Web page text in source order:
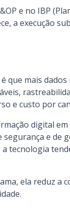
e no IBP
a execução
que mais
e custo por
digital
e de
tecnologia
ela reduz a